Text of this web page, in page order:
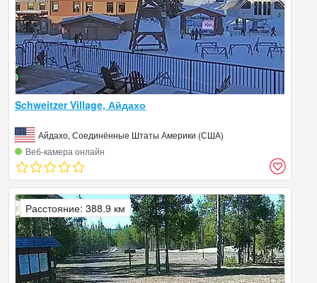
Schweitzer Village, Айдахо
Айдахо, Соединённые Штаты Америки (США)
Веб‑камера онлайн
Расстояние: 388.9 км